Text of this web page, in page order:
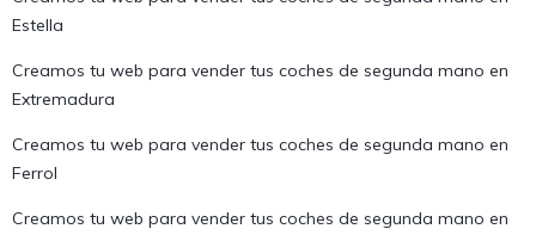
Estella
Creamos tu web para vender tus coches de segunda mano en
Extremadura
Creamos tu web para vender tus coches de segunda mano en
Ferrol
Creamos tu web para vender tus coches de segunda mano en